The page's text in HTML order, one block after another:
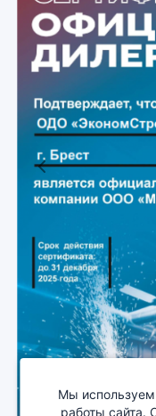
Previous
Мы
работы сайта.